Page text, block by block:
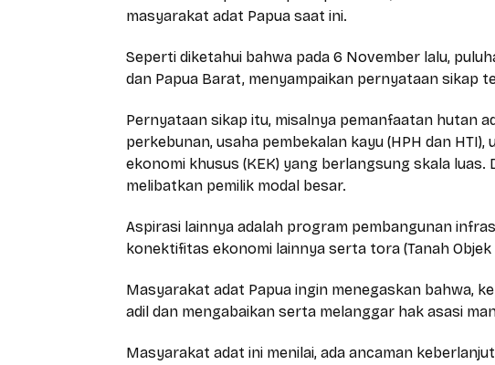
masyarakat adat Papua saat ini.
Seperti diketahui bahwa pada 6 November lalu,
dan Papua Barat, menyampaikan pernyataan sikap
Pernyataan sikap itu, misalnya pemanfaatan hutan
perkebunan, usaha pembekalan kayu (HPH dan
ekonomi khusus (KEK) yang berlangsung skala
melibatkan pemilik modal besar.
Aspirasi lainnya adalah program pembangunan
konektifitas ekonomi lainnya serta tora (Tanah Objek
Masyarakat adat Papua ingin menegaskan bahwa,
adil dan mengabaikan serta melanggar hak asasi
Masyarakat adat ini menilai, ada ancaman